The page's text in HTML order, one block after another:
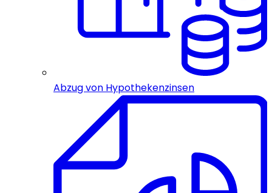
Abzug von Hypothekenzinsen